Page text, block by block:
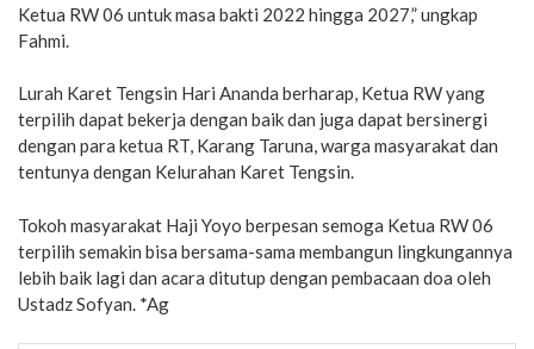
Ketua RW 06 untuk masa bakti 2022 hingga 2027,” ungkap
Fahmi.
Lurah Karet Tengsin Hari Ananda berharap, Ketua RW yang
terpilih dapat bekerja dengan baik dan juga dapat bersinergi
dengan para ketua RT, Karang Taruna, warga masyarakat dan
tentunya dengan Kelurahan Karet Tengsin.
Tokoh masyarakat Haji Yoyo berpesan semoga Ketua RW 06
terpilih semakin bisa bersama-sama membangun lingkungannya
lebih baik lagi dan acara ditutup dengan pembacaan doa oleh
Ustadz Sofyan. *Ag